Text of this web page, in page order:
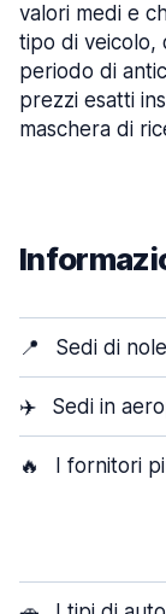
valori medi e
tipo di veicolo,
periodo di
prezzi esatti
maschera di
📍 Sedi di
✈️ Sedi in
🔥 I fornitori